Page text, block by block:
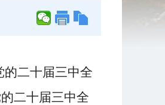
二十届三中全
二十届三中全